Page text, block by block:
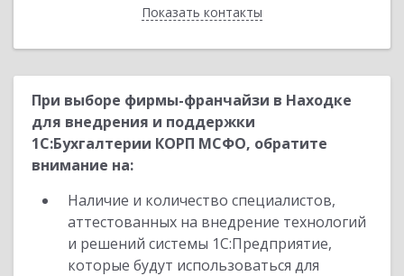
Показать контакты
Назад
При выборе фирмы-франчайзи в Находке
для внедрения и поддержки
1С:Бухгалтерии КОРП МСФО, обратите
внимание на:
Наличие и количество специалистов,
аттестованных на внедрение технологий
и решений системы 1С:Предприятие,
которые будут использоваться для